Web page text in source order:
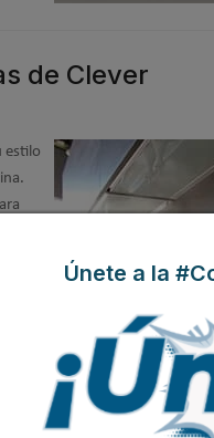
de Clever
estilo
Únete a la